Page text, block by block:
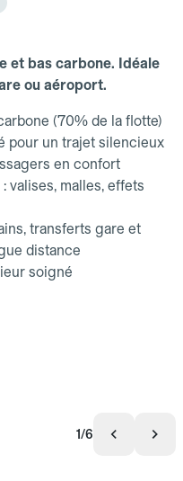
et bas carbone. Idéale
ou aéroport.
(70% de la flotte)
pour un trajet silencieux
en confort
valises, malles, effets
transferts gare et
distance
soigné
1/6